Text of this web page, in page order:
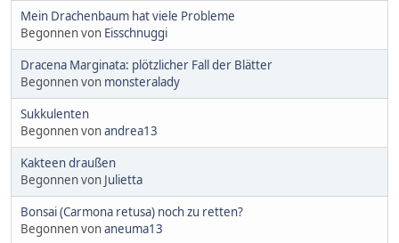
Mein Drachenbaum hat viele Probleme
Begonnen von Eisschnuggi
Dracena Marginata: plötzlicher Fall der Blätter
Begonnen von monsteralady
Sukkulenten
Begonnen vonandrea13
Kakteen draußen
Begonnen von Julietta
Bonsai (Carmona retusa) noch zu retten?
Begonnen vonaneuma13